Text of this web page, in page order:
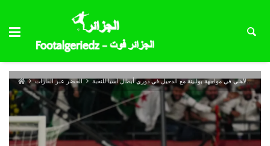
الخضر عبر القارات محرز مع الأهلي في مواجهة بولبينة مع الدحيل في دوري أبطال آسيا للنخبة